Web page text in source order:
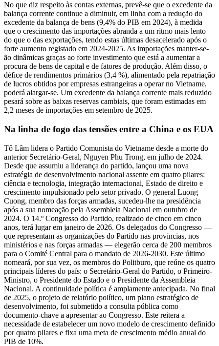
No que diz respeito às contas externas, prevê-se que o excedente da
balança corrente continue a diminuir, em linha com a redução do
excedente da balança de bens (9,4% do PIB em 2024), à medida
que o crescimento das importações abranda a um ritmo mais lento
do que o das exportações, tendo estas últimas desacelerado após o
forte aumento registado em 2024-2025. As importações manter-se-
ão dinâmicas graças ao forte investimento que está a aumentar a
procura de bens de capital e de fatores de produção. Além disso, o
défice de rendimentos primários (3,4 %), alimentado pela repatriação
de lucros obtidos por empresas estrangeiras a operar no Vietname,
poderá alargar-se. Um excedente da balança corrente mais reduzido
pesará sobre as baixas reservas cambiais, que foram estimadas em
2,2 meses de importações em setembro de 2025.
Na linha de fogo das tensões entre a China e os EUA
Tô Lâm lidera o Partido Comunista do Vietname desde a morte do
anterior Secretário-Geral, Nguyen Phu Trong, em julho de 2024.
Desde que assumiu a liderança do partido, lançou uma nova
estratégia de desenvolvimento nacional assente em quatro pilares:
ciência e tecnologia, integração internacional, Estado de direito e
crescimento impulsionado pelo setor privado. O general Luong
Cuong, membro das forças armadas, sucedeu-lhe na presidência
após a sua nomeação pela Assembleia Nacional em outubro de
2024. O 14.º Congresso do Partido, realizado de cinco em cinco
anos, terá lugar em janeiro de 2026. Os delegados do Congresso —
que representam as organizações do Partido nas províncias, nos
ministérios e nas forças armadas — elegerão cerca de 200 membros
para o Comité Central para o mandato de 2026-2030. Este último
nomeará, por sua vez, os membros do Politburo, que reúne os quatro
principais líderes do país: o Secretário-Geral do Partido, o Primeiro-
Ministro, o Presidente do Estado e o Presidente da Assembleia
Nacional. A continuidade política é amplamente antecipada. No final
de 2025, o projeto de relatório político, um plano estratégico de
desenvolvimento, foi submetido a consulta pública como
documento-chave a apresentar ao Congresso. Este reitera a
necessidade de estabelecer um novo modelo de crescimento definido
por quatro pilares e fixa uma meta de crescimento médio anual do
PIB de 10%.